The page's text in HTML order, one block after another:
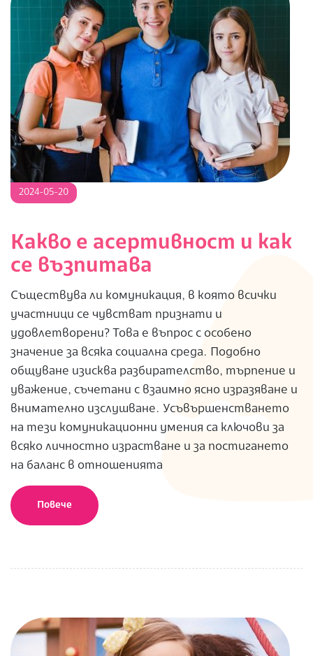
2024-
2024-05-20
Какво е асертивност и как
се възпитава
Съществува ли комуникация, в която всички
участници се чувстват признати и
удовлетворени? Това е въпрос с особено
значение за всяка социална среда. Подобно
общуване изисква разбирателство, търпение и
уважение, съчетани с взаимно ясно изразяване и
внимателно изслушване. Усъвършенстването
на тези комуникационни умения са ключови за
всяко личностно израстване и за постигането
на баланс в отношенията
Повече